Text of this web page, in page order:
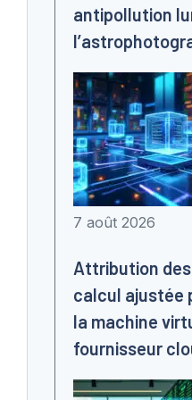
antipollution
7 août 2026
Attribution
calcul ajustée
la machine
fournisseur